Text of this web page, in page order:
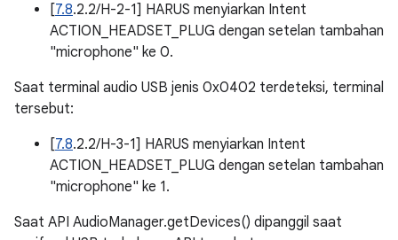
[7.8.2.2/H-2-1] HARUS menyiarkan Intent
ACTION_HEADSET_PLUG dengan setelan tambahan
"microphone" ke 0.
Saat terminal audio USB jenis 0x0402 terdeteksi, terminal
tersebut:
[7.8.2.2/H-3-1] HARUS menyiarkan Intent
ACTION_HEADSET_PLUG dengan setelan tambahan
"microphone" ke 1.
Saat API AudioManager.getDevices() dipanggil saat